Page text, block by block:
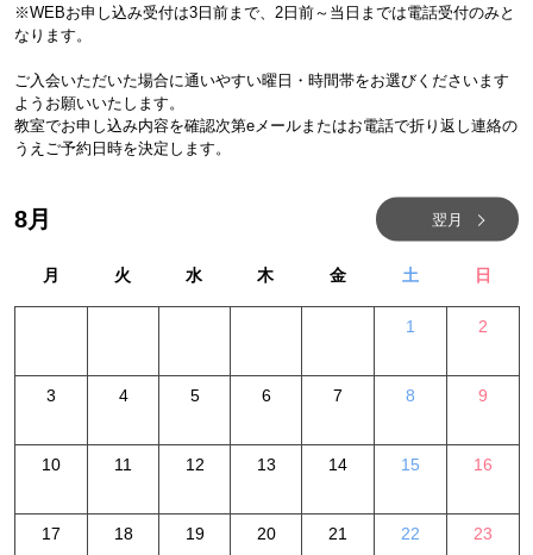
※WEBお申し込み受付は3日前まで、2日前～当日までは電話受付のみと
なります。
ご入会いただいた場合に通いやすい曜日・時間帯をお選びくださいます
ようお願いいたします。
教室でお申し込み内容を確認次第eメールまたはお電話で折り返し連絡の
うえご予約日時を決定します。
8月 翌月
月 火 水 木 金 土 日
1 2
3 4 5 6 7 8 9
10 11 12 13 14 15 16
17 18 19 20 21 22 23